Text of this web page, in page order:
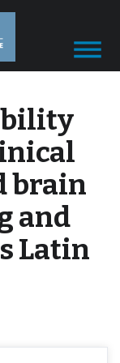
brain
and
Latin